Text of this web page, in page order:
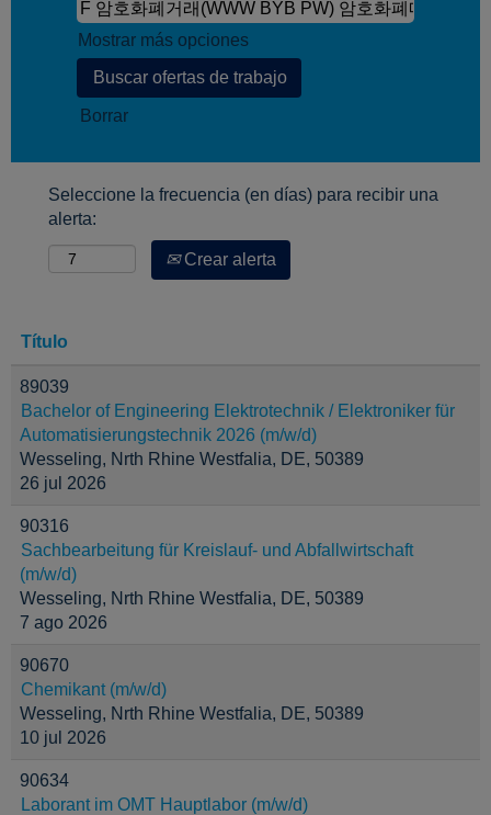
Mostrar más opciones
Borrar
Seleccione la frecuencia (en días) para recibir una
alerta:
Crear alerta
Título
89039
Bachelor of Engineering Elektrotechnik / Elektroniker für
Automatisierungstechnik 2026 (m/w/d)
Wesseling, Nrth Rhine Westfalia, DE, 50389
26 jul 2026
90316
Sachbearbeitung für Kreislauf- und Abfallwirtschaft
(m/w/d)
Wesseling, Nrth Rhine Westfalia, DE, 50389
7 ago 2026
90670
Chemikant (m/w/d)
Wesseling, Nrth Rhine Westfalia, DE, 50389
10 jul 2026
90634
Laborant im OMT Hauptlabor (m/w/d)